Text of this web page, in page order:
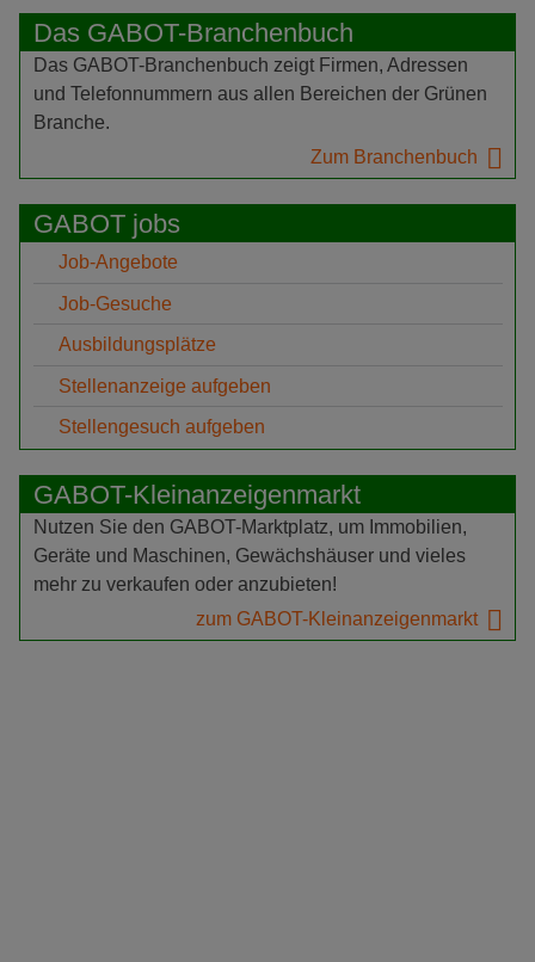
Das GABOT-Branchenbuch
Das GABOT-Branchenbuch zeigt Firmen, Adressen
und Telefonnummern aus allen Bereichen der Grünen
Branche.
Zum Branchenbuch
GABOT jobs
Job-Angebote
Job-Gesuche
Ausbildungsplätze
Stellenanzeige aufgeben
Stellengesuch aufgeben
GABOT-Kleinanzeigenmarkt
Nutzen Sie den GABOT-Marktplatz, um Immobilien,
Geräte und Maschinen, Gewächshäuser und vieles
mehr zu verkaufen oder anzubieten!
zum GABOT-Kleinanzeigenmarkt